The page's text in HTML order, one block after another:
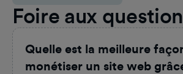
Foire aux
Quelle est la meilleure
monétiser un site web